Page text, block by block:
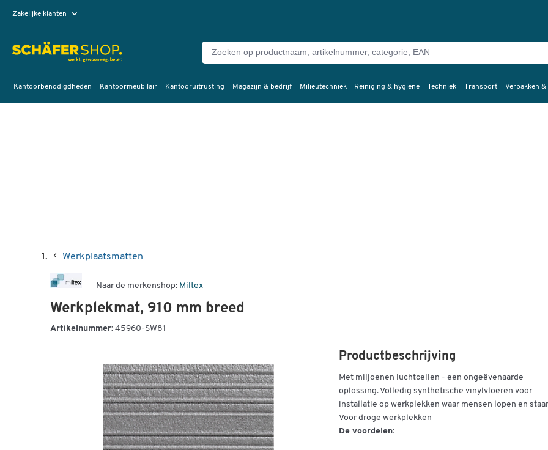
Zakelijke klanten
Kantoorbenodigdheden Kantoormeubilair Kantooruitrusting Magazijn & bedrijf Milieutechniek Reiniging & hygiëne Techniek Transport Verpakken
Werkplaatsmatten
Naar de merkenshop: Miltex
Werkplekmat, 910 mm breed
Artikelnummer: 45960-SW81
Productbeschrijving
Met miljoenen luchtcellen - een ongeëvenaarde
oplossing. Volledig synthetische vinylvloeren voor
installatie op werkplekken waar mensen lopen en
Voor droge werkplekken
De voordelen: